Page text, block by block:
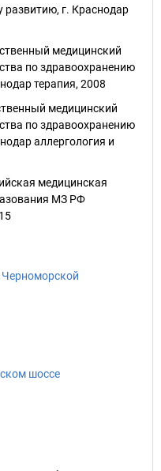
г. Краснодар
медицинский
по здравоохранению
терапия, 2008
медицинский
по здравоохранению
аллергология и
медицинская
МЗ РФ
шоссе